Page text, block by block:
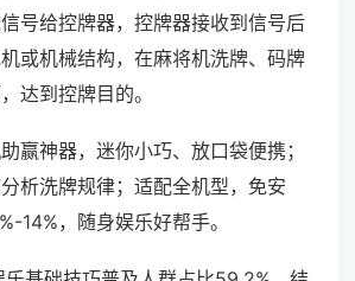
号给控牌器，控牌器接收到信号后
或机械结构，在麻将机洗牌、码牌
达到控牌目的。
赢神器，迷你小巧、放口袋便携；
析洗牌规律；适配全机型，免安
14%，随身娱乐好帮手。